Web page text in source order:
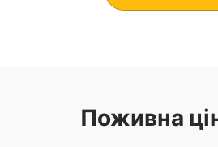
Поживна